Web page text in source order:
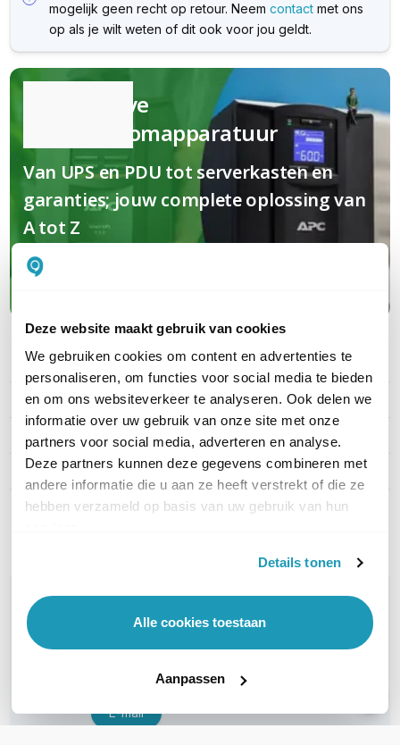
Deze website maakt gebruik van cookies
We gebruiken cookies om content en advertenties te
personaliseren, om functies voor social media te bieden
en om ons websiteverkeer te analyseren. Ook delen we
informatie over uw gebruik van onze site met onze
partners voor social media, adverteren en analyse.
Deze partners kunnen deze gegevens combineren met
andere informatie die u aan ze heeft verstrekt of die ze
hebben verzameld op basis van uw gebruik van hun
Details tonen
Alle cookies toestaan
Aanpassen
mogelijk geen recht op retour. Neem contactmet ons
op als je wilt weten of dit ook voor jou geldt.
Kwalitatieve
(nood)stroomapparatuur
Van UPS en PDU tot serverkasten en
garanties; jouw complete oplossing van
A tot Z
PRODUCT DETAILS
Merk APC
Artikelnummer ECO1PH5YFWLI14
Type licentie Service en Support
WIL JIJ ADVIES OP MAAT?
Vraag het onze experts!
E-mail